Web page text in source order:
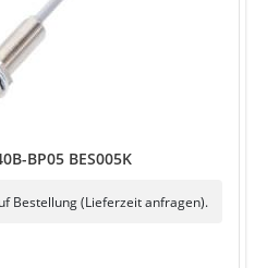
BP05 BES005K
Bestellung (Lieferzeit anfragen).